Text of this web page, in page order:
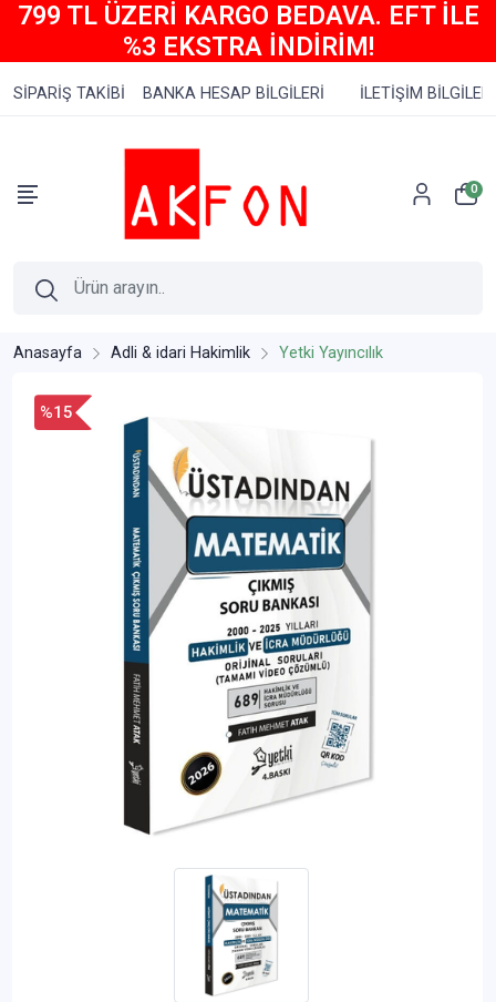
799 TL ÜZERİ KARGO BEDAVA. EFT İLE
%3 EKSTRA İNDİRİM!
SİPARİŞ TAKİBİ BANKA HESAP BİLGİLERİ İLETİŞİM BİLGİLERİ
0
Anasayfa Adli & idari Hakimlik Yetki Yayıncılık
%15